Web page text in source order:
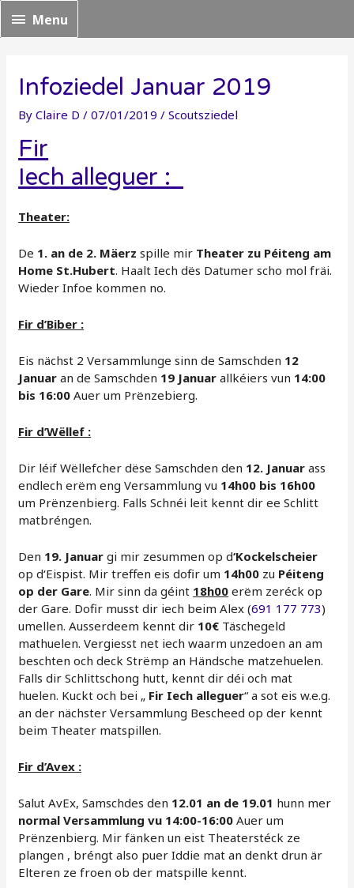
Menu
Menu
Infoziedel Januar 2019
ByClaire D /07/01/2019 /Scoutsziedel
Fir
Iech alleguer :
Theater:
De 1. an de 2. Mäerz spille mir Theater zu Péiteng am
Home St.Hubert. Haalt Iech dës Datumer scho mol fräi.
Wieder Infoe kommen no.
Fir d’Biber :
Eis nächst 2 Versammlunge sinn de Samschden 12
Januar an de Samschden 19 Januar allkéiers vun 14:00
bis 16:00 Auer um Prënzebierg.
Fir d’Wëllef :
Dir léif Wëllefcher dëse Samschden den 12. Januar ass
endlech erëm eng Versammlung vu 14h00 bis 16h00
um Prënzenbierg. Falls Schnéi leit kennt dir ee Schlitt
matbréngen.
Den 19. Januar gi mir zesummen op d‘Kockelscheier
op d‘Eispist. Mir treffen eis dofir um 14h00 zu Péiteng
op der Gare. Mir sinn da géint 18h00 erëm zeréck op
der Gare. Dofir musst dir iech beim Alex (691 177 773)
umellen. Ausserdeem kennt dir 10€ Täschegeld
mathuelen. Vergiesst net iech waarm unzedoen an am
beschten och deck Strëmp an Händsche matzehuelen.
Falls dir Schlittschong hutt, kennt dir déi och mat
huelen. Kuckt och bei „ Fir Iech alleguer“ a sot eis w.e.g.
an der nächster Versammlung Bescheed op der kennt
beim Theater matspillen.
Fir d’Avex :
Salut AvEx, Samschdes den 12.01 an de 19.01 hunn mer
normal Versammlung vu 14:00-16:00 Auer um
Prënzenbierg. Mir fänken un eist Theaterstéck ze
plangen , bréngt also puer Iddie mat an denkt drun är
Elteren ze froen ob der matspille kennt.